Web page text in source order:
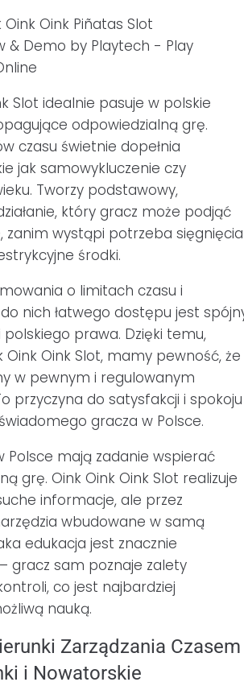
Slot idealnie pasuje w polskie
odpowiedzialną grę.
czasu świetnie dopełnia
jak samowykluczenie czy
Tworzy podstawowy,
który gracz może podjąć
zanim wystąpi potrzeba sięgnięcia
środki.
o limitach czasu i
nich łatwego dostępu jest
polskiego prawa. Dzięki temu,
Oink Oink Slot, mamy pewność, że
w pewnym i regulowanym
przyczyna do satysfakcji i spokoju
gracza w Polsce.
Polsce mają zadanie wspierać
grę. Oink Oink Oink Slot realizuje
informacje, ale przez
wbudowane w samą
edukacja jest znacznie
gracz sam poznaje zalety
co jest najbardziej
nauką.
Zarządzania Czasem
i Nowatorskie